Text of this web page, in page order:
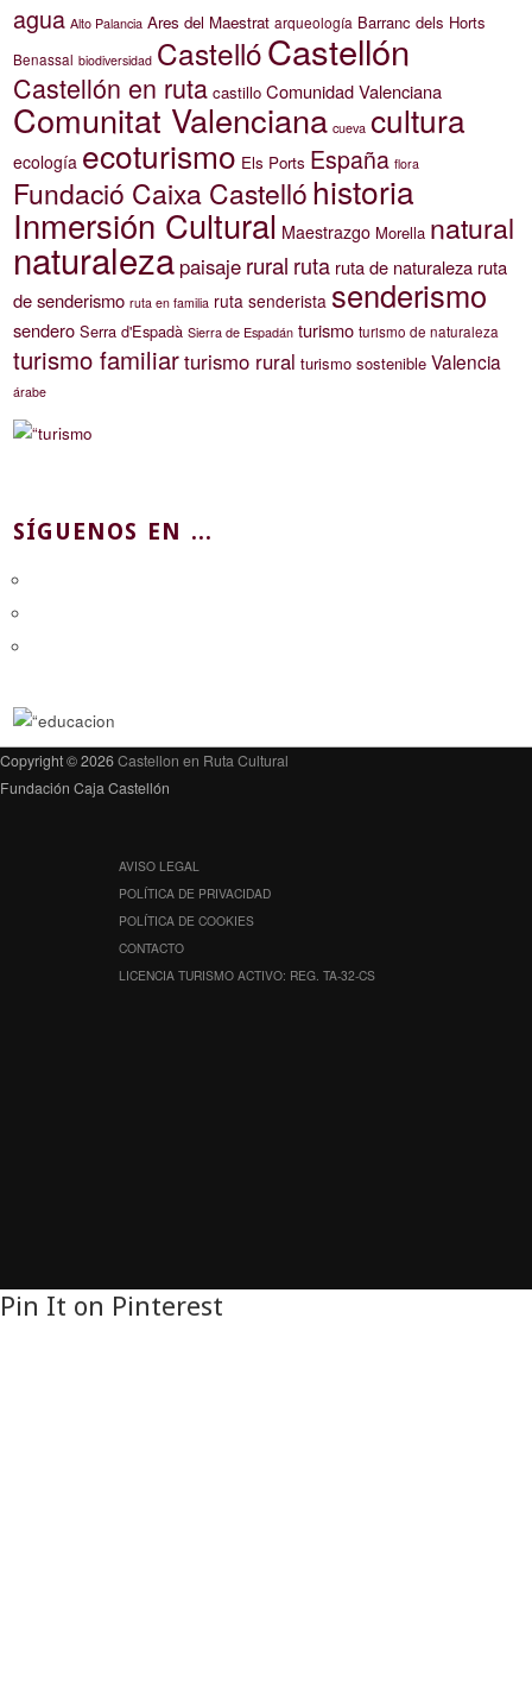
agua Alto Palancia Ares del Maestrat arqueología Barranc dels Horts
Benassal biodiversidad CastellóCastellón
Castellón en ruta castillo Comunidad Valenciana
Comunitat Valenciana cueva cultura
ecología ecoturismo Els Ports España flora
Fundació Caixa Castellóhistoria
Inmersión Cultural Maestrazgo Morella natural
naturaleza paisaje rural ruta ruta de naturaleza ruta
de senderismo ruta en familia ruta senderista senderismo
sendero Serra d'Espadà Sierra de Espadán turismo turismo de naturaleza
turismo familiarturismo rural turismo sostenible Valencia
árabe
SÍGUENOS EN ...
Copyright © 2026Castellon en Ruta Cultural
Fundación Caja Castellón
AVISO LEGAL
POLÍTICA DE PRIVACIDAD
POLÍTICA DE COOKIES
CONTACTO
LICENCIA TURISMO ACTIVO: REG. TA-32-CS
Pin It on Pinterest